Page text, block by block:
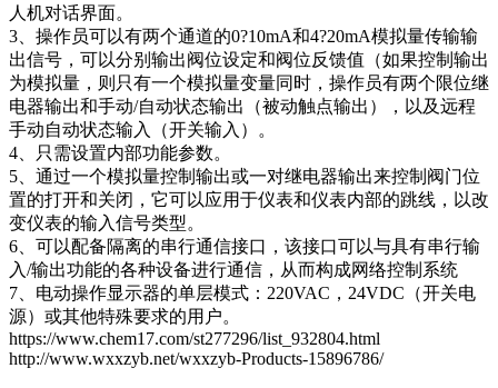
人机对话界面。
3、操作员可以有两个通道的0?10mA和4?20mA模拟量传输输
出信号，可以分别输出阀位设定和阀位反馈值（如果控制输出
为模拟量，则只有一个模拟量变量同时，操作员有两个限位继
电器输出和手动/自动状态输出（被动触点输出），以及远程
手动自动状态输入（开关输入）。
4、只需设置内部功能参数。
5、通过一个模拟量控制输出或一对继电器输出来控制阀门位
置的打开和关闭，它可以应用于仪表和仪表内部的跳线，以改
变仪表的输入信号类型。
6、可以配备隔离的串行通信接口，该接口可以与具有串行输
入/输出功能的各种设备进行通信，从而构成网络控制系统
7、电动操作显示器的单层模式：220VAC，24VDC（开关电
源）或其他特殊要求的用户。
https://www.chem17.com/st277296/list_932804.html
http://www.wxxzyb.net/wxxzyb-Products-15896786/